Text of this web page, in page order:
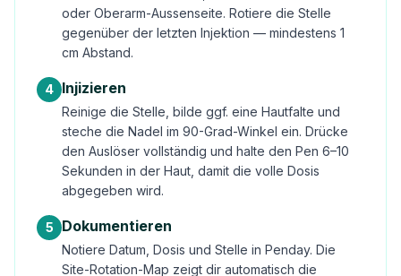
oder Oberarm-Aussenseite. Rotiere die Stelle
gegenüber der letzten Injektion — mindestens 1
cm Abstand.
4 Injizieren
Reinige die Stelle, bilde ggf. eine Hautfalte und
steche die Nadel im 90-Grad-Winkel ein. Drücke
den Auslöser vollständig und halte den Pen 6–10
Sekunden in der Haut, damit die volle Dosis
abgegeben wird.
5 Dokumentieren
Notiere Datum, Dosis und Stelle in Penday. Die
Site-Rotation-Map zeigt dir automatisch die